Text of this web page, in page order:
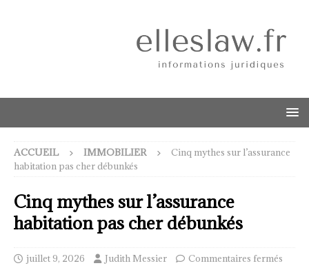
ACCUEIL IMMOBILIER
Cinq mythes sur l’assurance
habitation pas cher débunkés
Cinq mythes sur l’assurance
habitation pas cher débunkés
juillet 9, 2026 Judith Messier Commentaires fermés